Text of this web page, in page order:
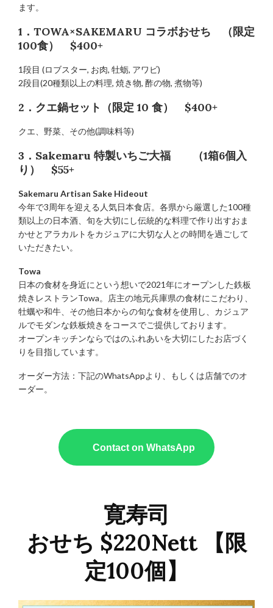
ます。
1．TOWA×SAKEMARU コラボおせち （限定
100食） $400+
1段目 (ロブスター, お肉, 牡蛎, アワビ)
2段目(20種類以上の料理, 焼き物, 酢の物, 煮物等)
2．クエ鍋セット（限定 10 食） $400+
クエ、野菜、その他(調味料等)
3．Sakemaru 特製いちご大福 （1箱6個入
り） $55+
Sakemaru Artisan Sake Hideout
今年で3周年を迎える人気日本食店。各県から厳選した100種
類以上の日本酒、旬を大切にし伝統的な料理で作り出すおま
かせとアラカルトをカジュアに大切な人との時間を過ごして
いただきたい。
Towa
日本の食材を身近にという想いで2021年にオープンした鉄板
焼きレストランTowa。店主の地元兵庫県の食材にこだわり、
牡蠣や和牛、その他日本からの旬な食材を使用し、カジュア
ルでモダンな鉄板焼きをコースでご提供しております。
オープンキッチンならではのふれあいを大切にしたお店づく
りを目指しています。
オーダー方法：下記のWhatsAppより、もしくは店舗でのオ
ーダー。
Contact on WhatsApp
寛寿司
おせち $220Nett 【限
定100個】